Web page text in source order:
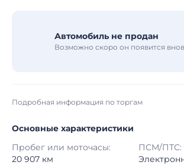
Автомобиль не продан
Возможно скоро он появится
Подробная информация по торгам
Начало торгов: 20.07.2026,
Конец торгов: 24.07.2026,
Основные характеристики
Пробег или моточасы:
20 907 км
ПСМ/ПТС: